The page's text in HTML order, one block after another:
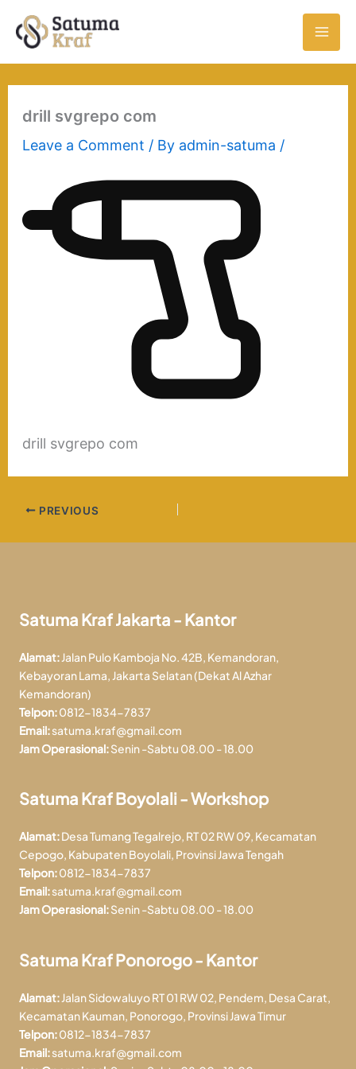
drill svgrepo com
Leave a Comment / By admin-satuma /
drill svgrepo com
PREVIOUS
Satuma Kraf Jakarta - Kantor
Alamat:Jalan Pulo Kamboja No. 42B, Kemandoran,
Kebayoran Lama, Jakarta Selatan (Dekat Al Azhar
Kemandoran)
Telpon:0812-1834-7837
Email:satuma.kraf@gmail.com
Jam Operasional:Senin -Sabtu 08.00 - 18.00
Satuma Kraf Boyolali - Workshop
Alamat:Desa Tumang Tegalrejo, RT 02 RW 09, Kecamatan
Cepogo, Kabupaten Boyolali, Provinsi Jawa Tengah
Telpon:0812-1834-7837
Email:satuma.kraf@gmail.com
Jam Operasional:Senin -Sabtu 08.00 - 18.00
Satuma Kraf Ponorogo - Kantor
Alamat:Jalan Sidowaluyo RT 01 RW 02, Pendem, Desa Carat,
Kecamatan Kauman, Ponorogo, Provinsi Jawa Timur
Telpon:0812-1834-7837
Email:satuma.kraf@gmail.com